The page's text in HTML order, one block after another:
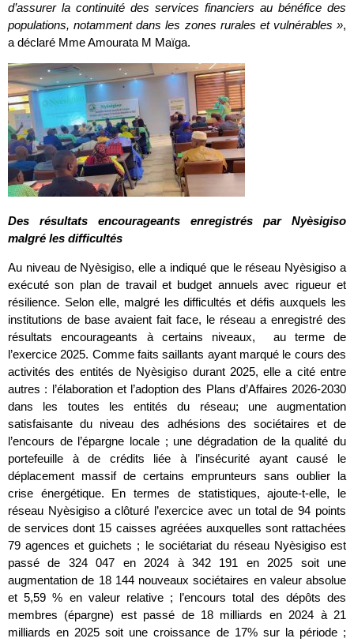
d’assurer la continuité des services financiers au bénéfice des
populations, notamment dans les zones rurales et vulnérables »,
a déclaré Mme Amourata M Maïga.
Des résultats encourageants enregistrés par Nyèsigiso
malgré les difficultés
Au niveau de Nyèsigiso, elle a indiqué que le réseau Nyèsigiso a
exécuté son plan de travail et budget annuels avec rigueur et
résilience. Selon elle, malgré les difficultés et défis auxquels les
institutions de base avaient fait face, le réseau a enregistré des
résultats encourageants à certains niveaux, au terme de
l’exercice 2025. Comme faits saillants ayant marqué le cours des
activités des entités de Nyèsigiso durant 2025, elle a cité entre
autres : l’élaboration et l’adoption des Plans d’Affaires 2026-2030
dans les toutes les entités du réseau; une augmentation
satisfaisante du niveau des adhésions des sociétaires et de
l’encours de l’épargne locale ; une dégradation de la qualité du
portefeuille à de crédits liée à l’insécurité ayant causé le
déplacement massif de certains emprunteurs sans oublier la
crise énergétique. En termes de statistiques, ajoute-t-elle, le
réseau Nyèsigiso a clôturé l’exercice avec un total de 94 points
de services dont 15 caisses agréées auxquelles sont rattachées
79 agences et guichets ; le sociétariat du réseau Nyèsigiso est
passé de 324 047 en 2024 à 342 191 en 2025 soit une
augmentation de 18 144 nouveaux sociétaires en valeur absolue
et 5,59 % en valeur relative ; l’encours total des dépôts des
membres (épargne) est passé de 18 milliards en 2024 à 21
milliards en 2025 soit une croissance de 17% sur la période ;